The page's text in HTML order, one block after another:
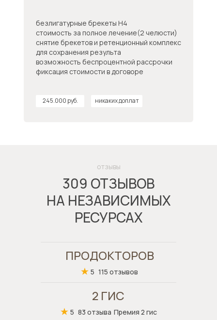
безлигатурные брекеты H4
стоимость за полное лечение(2 челюсти)
снятие брекетов и ретенционный комплекс
для сохранения результа
возможность беспроцентной рассрочки
фиксация стоимости в договоре
245.000 руб. никаких доплат
отзывы
309 ОТЗЫВОВ
НА НЕЗАВИСИМЫХ
РЕСУРСАХ
2 ГИС
5 83 отзыва Премия 2 гис
ПРОДОКТОРОВ
5 115 отзывов